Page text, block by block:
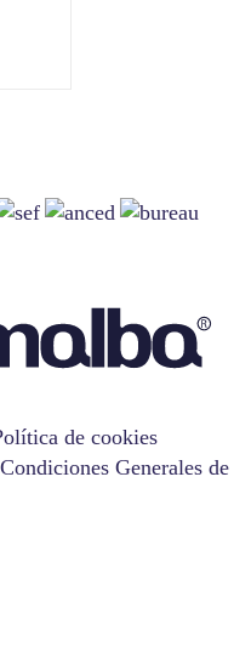
de cookies
Condiciones Generales de